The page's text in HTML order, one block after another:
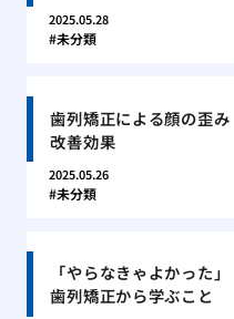
2025.05.28
未分類
歯列矯正による顔の歪み
改善効果
2025.05.26
未分類
「やらなきゃよかった」
歯列矯正から学ぶこと